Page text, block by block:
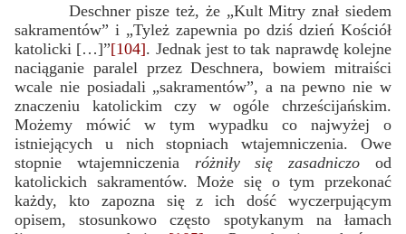
Deschner pisze też, że „Kult Mitry znał siedem
sakramentów” i „Tyleż zapewnia po dziś dzień Kościół
katolicki […]”[104]. Jednak jest to tak naprawdę kolejne
naciąganie paralel przez Deschnera, bowiem mitraiści
wcale nie posiadali „sakramentów”, a na pewno nie w
znaczeniu katolickim czy w ogóle chrześcijańskim.
Możemy mówić w tym wypadku co najwyżej o
istniejących u nich stopniach wtajemniczenia. Owe
stopnie wtajemniczenia różniły się zasadniczo od
katolickich sakramentów. Może się o tym przekonać
każdy, kto zapozna się z ich dość wyczerpującym
opisem, stosunkowo często spotykanym na łamach